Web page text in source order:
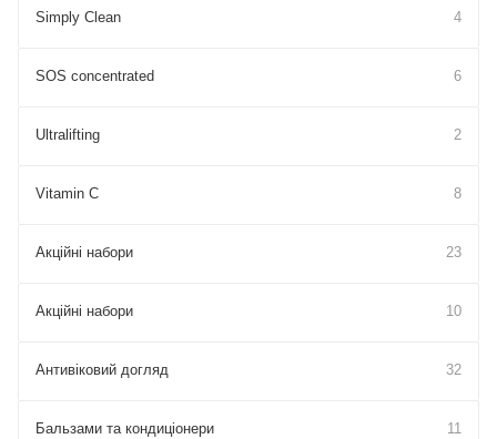
Simply Clean 4
SOS concentrated 6
Ultralifting 2
Vitamin C 8
Акційні набори 23
Акційні набори 10
Антивіковий догляд 32
Бальзами та кондиціонери 11